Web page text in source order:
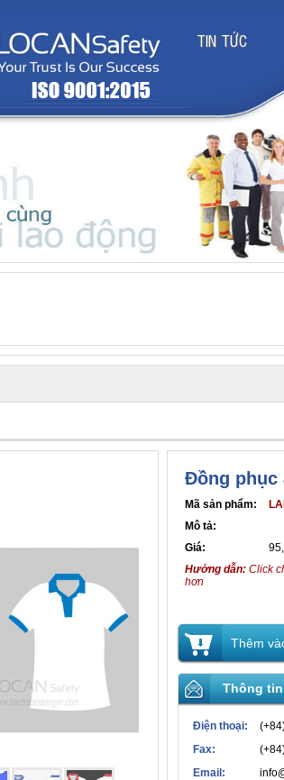
TIN TỨC
Đồng phục
Mã sản phẩm:
Mô tả:
Giá:
Hướng dẫn: Click
hơn
Thêm
Thông
Điện thoại:
Fax:
Email: